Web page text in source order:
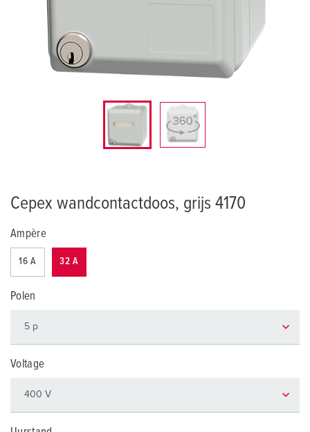
Cepex wandcontactdoos, grijs 4170
Ampère
16 A 32 A
Polen
Voltage